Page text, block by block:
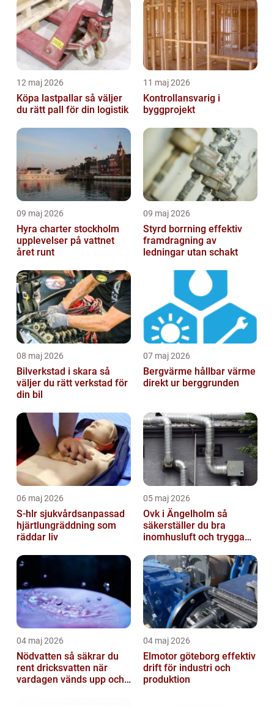
12 maj 2026
Köpa lastpallar så väljer
du rätt pall för din logistik
11 maj 2026
Kontrollansvarig i
byggprojekt
09 maj 2026
Hyra charter stockholm
upplevelser på vattnet
året runt
09 maj 2026
Styrd borrning effektiv
framdragning av
ledningar utan schakt
08 maj 2026
Bilverkstad i skara så
väljer du rätt verkstad för
din bil
07 maj 2026
Bergvärme hållbar värme
direkt ur berggrunden
06 maj 2026
S-hlr sjukvårdsanpassad
hjärtlungräddning som
räddar liv
05 maj 2026
Ovk i Ängelholm så
säkerställer du bra
inomhusluft och trygga
04 maj 2026
Nödvatten så säkrar du
rent dricksvatten när
vardagen vänds upp och
04 maj 2026
Elmotor göteborg effektiv
drift för industri och
produktion